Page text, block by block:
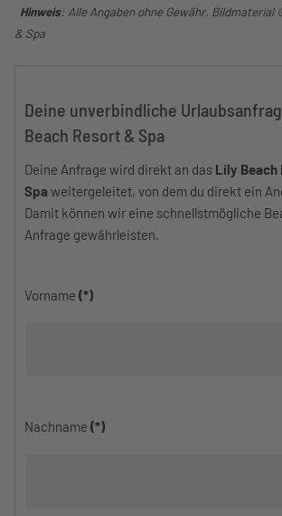
Hinweis: Alle Angaben ohne Gewähr. Bildmaterial
& Spa
Deine unverbindliche
Beach Resort & Spa
Deine Anfrage wird direkt an das Lily Beach
Spa weitergeleitet, von dem du direkt ein
Damit können wir eine schnellstmögliche
Anfrage gewährleisten.
Vorname (*)
Nachname (*)